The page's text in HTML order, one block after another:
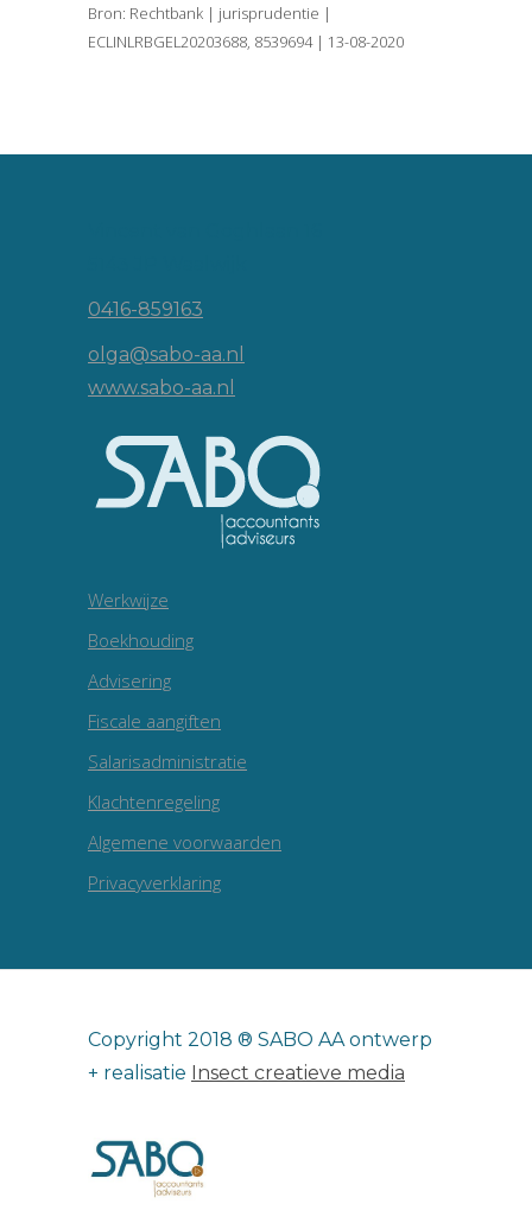
Bron: Rechtbank | jurisprudentie |
ECLINLRBGEL20203688, 8539694 | 13-08-2020
0416-859163
olga@sabo-aa.nl
www.sabo-aa.nl
Werkwijze
Boekhouding
Advisering
Fiscale aangiften
Salarisadministratie
Klachtenregeling
Algemene voorwaarden
Privacyverklaring
Copyright 2018 ® SABO AA ontwerp
+ realisatie Insect creatieve media